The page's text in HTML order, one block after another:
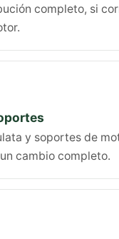
completo, si
y soportes de
cambio completo.